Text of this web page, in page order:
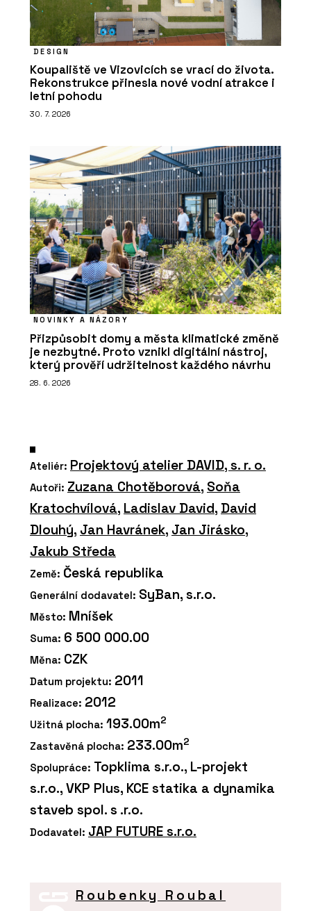
DESIGN
Koupaliště ve Vizovicích se vrací do života.
Rekonstrukce přinesla nové vodní atrakce i
letní pohodu
30. 7. 2026
NOVINKY A NÁZORY
Přizpůsobit domy a města klimatické změně
je nezbytné. Proto vznikl digitální nástroj,
který prověří udržitelnost každého návrhu
28. 6. 2026
Ateliér: Projektový atelier DAVID, s. r. o.
Autoři: Zuzana Chotěborová, Soňa
Kratochvílová, Ladislav David, David
Dlouhý, Jan Havránek, Jan Jirásko,
Jakub Středa
Země: Česká republika
Generální dodavatel: SyBan, s.r.o.
Město: Mníšek
Suma: 6 500 000.00
Měna: CZK
Datum projektu: 2011
Realizace: 2012
Užitná plocha: 193.00m2
Zastavěná plocha: 233.00m2
Spolupráce: Topklima s.r.o., L-projekt
s.r.o., VKP Plus, KCE statika a dynamika
staveb spol. s .r.o.
Dodavatel: JAP FUTURE s.r.o.
Roubenky Roubal